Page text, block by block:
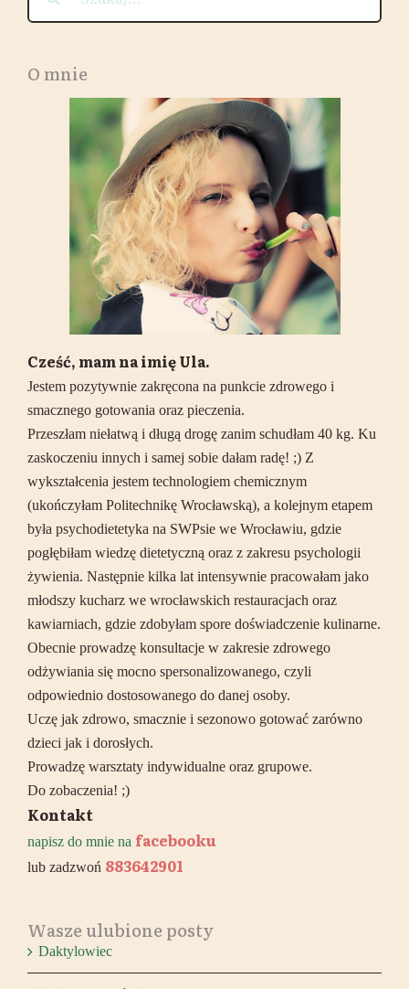
O mnie
Cześć, mam na imię Ula.
Jestem pozytywnie zakręcona na punkcie zdrowego i
smacznego gotowania oraz pieczenia.
Przeszłam niełatwą i długą drogę zanim schudłam 40 kg. Ku
zaskoczeniu innych i samej sobie dałam radę! ;) Z
wykształcenia jestem technologiem chemicznym
(ukończyłam Politechnikę Wrocławską), a kolejnym etapem
była psychodietetyka na SWPsie we Wrocławiu, gdzie
pogłębiłam wiedzę dietetyczną oraz z zakresu psychologii
żywienia. Następnie kilka lat intensywnie pracowałam jako
młodszy kucharz we wrocławskich restauracjach oraz
kawiarniach, gdzie zdobyłam spore doświadczenie kulinarne.
Obecnie prowadzę konsultacje w zakresie zdrowego
odżywiania się mocno spersonalizowanego, czyli
odpowiednio dostosowanego do danej osoby.
Uczę jak zdrowo, smacznie i sezonowo gotować zarówno
dzieci jak i dorosłych.
Prowadzę warsztaty indywidualne oraz grupowe.
Do zobaczenia! ;)
Kontakt
napisz do mnie na facebooku
lub zadzwoń 883642901
Wasze ulubione posty
Daktylowiec